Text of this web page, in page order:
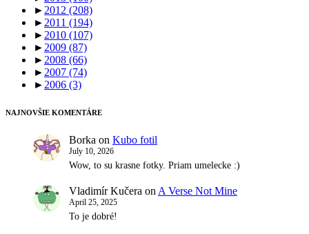
►2012 (208)
►2011 (194)
►2010 (107)
►2009 (87)
►2008 (66)
►2007 (74)
►2006 (3)
NAJNOVŠIE KOMENTÁRE
Borka on Kubo fotil
July 10, 2026
Wow, to su krasne fotky. Priam umelecke :)
Vladimír Kučera on A Verse Not Mine
April 25, 2025
To je dobré!